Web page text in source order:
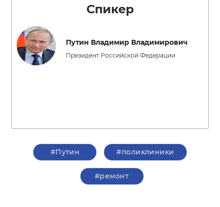
Спикер
Путин Владимир Владимирович
Президент Российской Федерации
#Путин #поликлиники
#ремонт